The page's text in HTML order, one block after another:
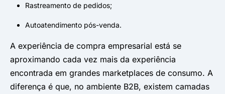
Rastreamento de pedidos;
Autoatendimento pós-venda.
A experiência de compra empresarial está se
aproximando cada vez mais da experiência
encontrada em grandes marketplaces de consumo. A
diferença é que, no ambiente B2B, existem camadas